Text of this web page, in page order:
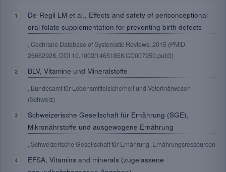
De-Regil LM et al., Effects and safety of periconceptional
oral folate supplementation for preventing birth defects
, Cochrane Database of Systematic Reviews, 2015 (PMID
26662928, DOI 10.1002/14651858.CD007950.pub3)
BLV, Vitamine und Mineralstoffe
, Bundesamt für Lebensmittelsicherheit und Veterinärwesen
(Schweiz)
Schweizerische Gesellschaft für Ernährung (SGE),
Mikronährstoffe und ausgewogene Ernährung
, Schweizerische Gesellschaft für Ernährung, Ernährungsressourcen
EFSA, Vitamins and minerals (zugelassene